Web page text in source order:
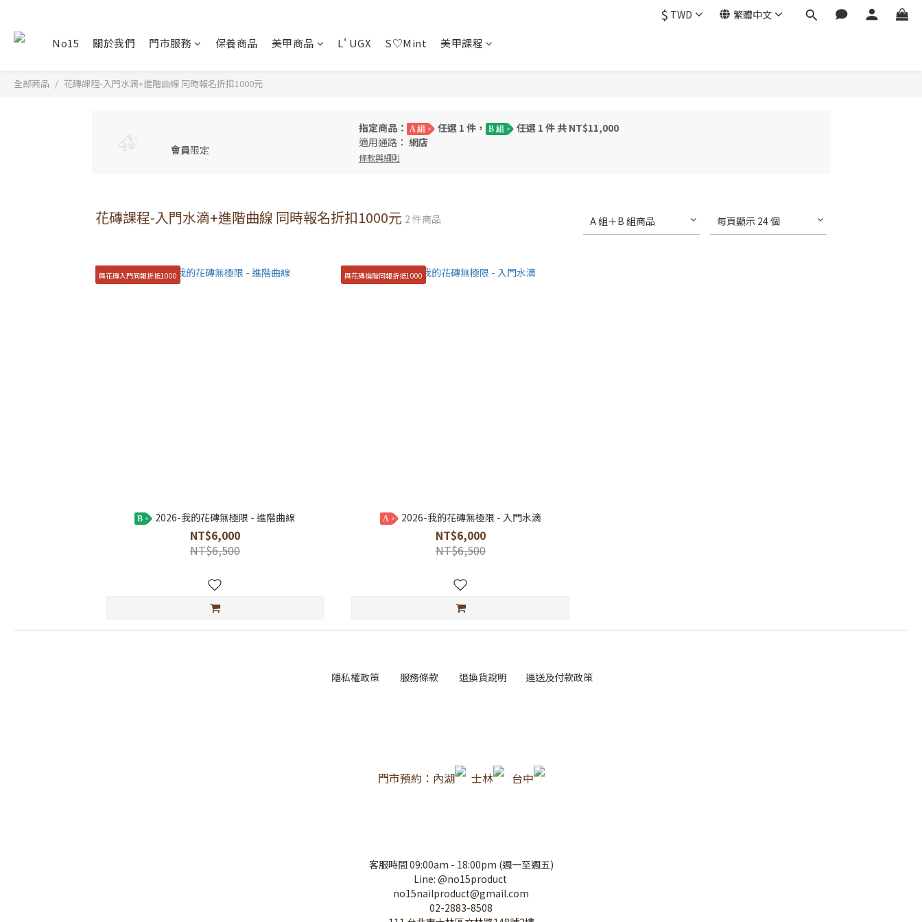
$ TWD 繁體中文
No15 關於我們 門市服務 保養商品 美甲商品 L' UGX S♡Mint 美甲課程
全部商品 花磚課程-入門水滴+進階曲線 同時報名折扣1000元
會員限定
指定商品： A 組 任選 1 件， B 組
任選 1 件 共 NT$11,000
適用通路： 網店
條款與細則
花磚課程-入門水滴+進階曲線 同時報名折扣1000元 2 件商品 A 組＋B 組商品 每頁顯示 24 個
與花磚入門同報折抵1000
B 2026-我的花磚無極限 - 進階曲線
NT$6,000
NT$6,500
與花磚進階同報折抵1000
A 2026-我的花磚無極限 - 入門水滴
NT$6,000
NT$6,500
隱私權政策 服務條款 退換貨說明 運送及付款政策
門市預約：內湖 士林 台中
客服時間 09:00am - 18:00pm (週一至週五)
Line: @no15product
no15nailproduct@gmail.com
02-2883-8508